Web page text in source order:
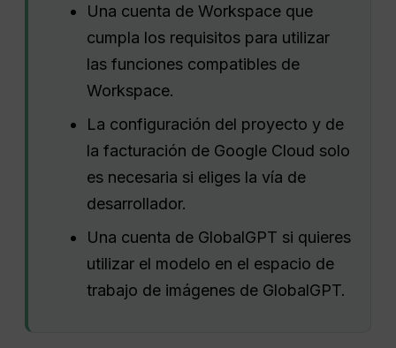
Una cuenta de Workspace que
cumpla los requisitos para utilizar
las funciones compatibles de
Workspace.
La configuración del proyecto y de
la facturación de Google Cloud solo
es necesaria si eliges la vía de
desarrollador.
Una cuenta de GlobalGPT si quieres
utilizar el modelo en el espacio de
trabajo de imágenes de GlobalGPT.